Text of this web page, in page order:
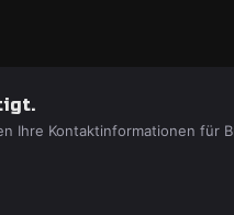
Ihre Kontaktinformationen für